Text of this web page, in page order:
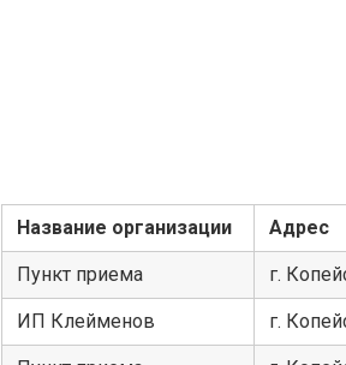
Название организации Адрес
Пункт приема г.
ИП Клейменов г.